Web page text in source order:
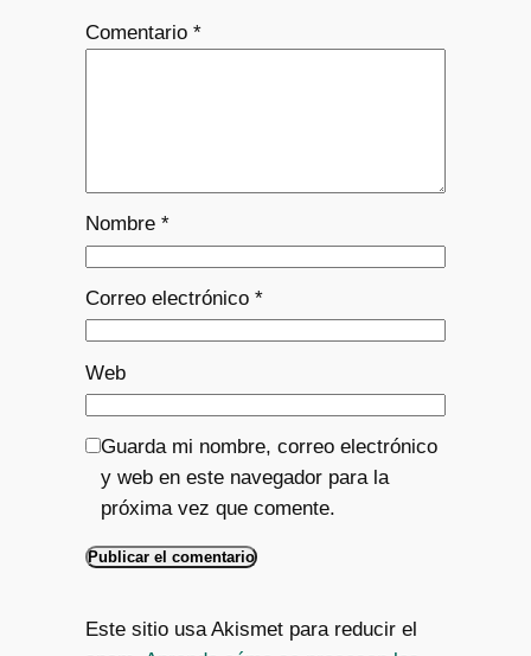
Comentario *
Nombre *
Correo electrónico *
Web
Guarda mi nombre, correo electrónico
y web en este navegador para la
próxima vez que comente.
Este sitio usa Akismet para reducir el